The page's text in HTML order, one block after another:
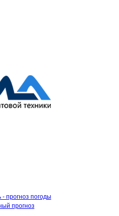
прогноз погоды
прогноз